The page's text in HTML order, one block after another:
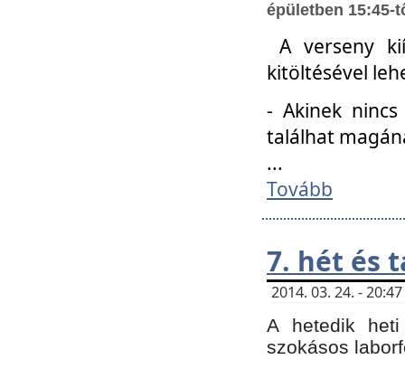
épületben 15:45-
A verseny
kitöltésével
- Akinek
találhat
...
Tovább
7. hét és
2014. 03. 24. -
A hetedik
szokásos